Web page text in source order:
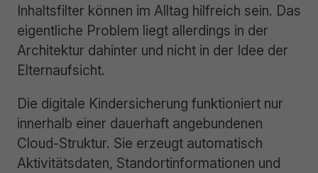
Inhaltsfilter können im Alltag hilfreich sein. Das
eigentliche Problem liegt allerdings in der
Architektur dahinter und nicht in der Idee der
Elternaufsicht.
Die digitale Kindersicherung funktioniert nur
innerhalb einer dauerhaft angebundenen
Cloud-Struktur. Sie erzeugt automatisch
Aktivitätsdaten, Standortinformationen und